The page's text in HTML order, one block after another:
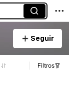
Seguir
Filtros